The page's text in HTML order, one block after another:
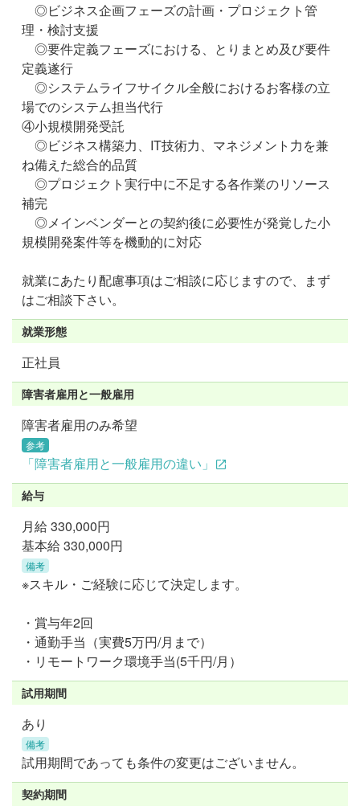
◎ビジネス企画フェーズの計画・プロジェクト管
理・検討支援
◎要件定義フェーズにおける、とりまとめ及び要件
定義遂行
◎システムライフサイクル全般におけるお客様の立
場でのシステム担当代行
④小規模開発受託
◎ビジネス構築力、IT技術力、マネジメント力を兼
ね備えた総合的品質
◎プロジェクト実行中に不足する各作業のリソース
補完
◎メインベンダーとの契約後に必要性が発覚した小
規模開発案件等を機動的に対応
就業にあたり配慮事項はご相談に応じますので、まず
はご相談下さい。
就業形態
正社員
障害者雇用と一般雇用
障害者雇用のみ希望
参考
「障害者雇用と一般雇用の違い」
給与
月給330,000円
基本給 330,000円
備考
※スキル・ご経験に応じて決定します。
・賞与年2回
・通勤手当（実費5万円/⽉まで）
・リモートワーク環境手当(5千円/⽉）
試用期間
あり
備考
試用期間であっても条件の変更はございません。
契約期間